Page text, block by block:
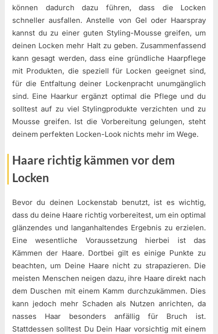
können dadurch dazu führen, dass die Locken
schneller ausfallen. Anstelle von Gel oder Haarspray
kannst du zu einer guten Styling-Mousse greifen, um
deinen Locken mehr Halt zu geben. Zusammenfassend
kann gesagt werden, dass eine gründliche Haarpflege
mit Produkten, die speziell für Locken geeignet sind,
für die Entfaltung deiner Lockenpracht unumgänglich
sind. Eine Haarkur ergänzt optimal die Pflege und du
solltest auf zu viel Stylingprodukte verzichten und zu
Mousse greifen. Ist die Vorbereitung gelungen, steht
deinem perfekten Locken-Look nichts mehr im Wege.
Haare richtig kämmen vor dem
Locken
Bevor du deinen Lockenstab benutzt, ist es wichtig,
dass du deine Haare richtig vorbereitest, um ein optimal
glänzendes und langanhaltendes Ergebnis zu erzielen.
Eine wesentliche Voraussetzung hierbei ist das
Kämmen der Haare. Dortbei gilt es einige Punkte zu
beachten, um Deine Haare nicht zu strapazieren. Die
meisten Menschen neigen dazu, ihre Haare direkt nach
dem Duschen mit einem Kamm durchzukämmen. Dies
kann jedoch mehr Schaden als Nutzen anrichten, da
nasses Haar besonders anfällig für Bruch ist.
Stattdessen solltest Du Dein Haar vorsichtig mit einem